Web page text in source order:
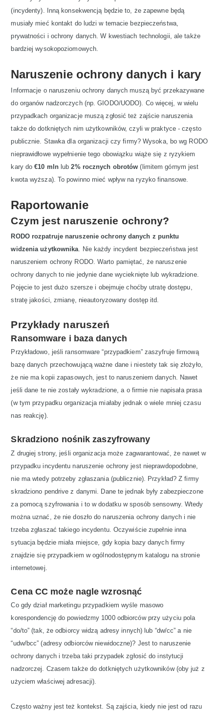
(incydenty). Inną konsekwencją będzie to, że zapewne będą
musiały mieć kontakt do ludzi w temacie bezpieczeństwa,
prywatności i ochrony danych. W kwestiach technologii, ale także
bardziej wysokopoziomowych.
Naruszenie ochrony danych i kary
Informacje o naruszeniu ochrony danych muszą być przekazywane
do organów nadzorczych (np. GIODO/UODO). Co więcej, w wielu
przypadkach organizacje muszą zgłosić też zajście naruszenia
także do dotkniętych nim użytkowników, czyli w praktyce - często
publicznie. Stawka dla organizacji czy firmy? Wysoka, bo wg RODO
nieprawidłowe wypełnienie tego obowiązku wiąże się z ryzykiem
kary do€10 mlnlub2% rocznych obrotów (limitem górnym jest
kwota wyższa). To powinno mieć wpływ na ryzyko finansowe.
Raportowanie
Czym jest naruszenie ochrony?
RODO rozpatruje naruszenie ochrony danych z punktu
widzenia użytkownika . Nie każdy incydent bezpieczeństwa jest
naruszeniem ochrony RODO. Warto pamiętać, że naruszenie
ochrony danych to nie jedynie dane wycieknięte lub wykradzione.
Pojęcie to jest dużo szersze i obejmuje choćby utratę dostępu,
stratę jakości, zmianę, nieautoryzowany dostęp itd.
Przykłady naruszeń
Ransomware i baza danych
Przykładowo, jeśli ransomware “przypadkiem” zaszyfruje firmową
bazę danych przechowującą ważne dane i niestety tak się złożyło,
że nie ma kopii zapasowych, jest to naruszeniem danych. Nawet
jeśli dane te nie zostały wykradzione, a o firmie nie napisała prasa
(w tym przypadku organizacja miałaby jednak o wiele mniej czasu
nas reakcję).
Skradziono nośnik zaszyfrowany
Z drugiej strony, jeśli organizacja może zagwarantować, że nawet w
przypadku incydentu naruszenie ochrony jest nieprawdopodobne,
nie ma wtedy potrzeby zgłaszania (publicznie). Przykład? Z firmy
skradziono pendrive z danymi. Dane te jednak były zabezpieczone
za pomocą szyfrowania i to w dodatku w sposób sensowny. Wtedy
można uznać, że nie doszło do naruszenia ochrony danych i nie
trzeba zgłaszać takiego incydentu. Oczywiście zupełnie inna
sytuacja będzie miała miejsce, gdy kopia bazy danych firmy
znajdzie się przypadkiem w ogólnodostępnym katalogu na stronie
internetowej.
Cena CC może nagle wzrosnąć
Co gdy dział marketingu przypadkiem wyśle masowo
korespondencję do powiedzmy 1000 odbiorców przy użyciu pola
“do/to” (tak, że odbiorcy widzą adresy innych) lub “dw/cc” a nie
“udw/bcc” (adresy odbiorców niewidoczne)? Jest to naruszenie
ochrony danych i trzeba taki przypadek zgłosić do instytucji
nadzorczej. Czasem także do dotkniętych użytkowników (oby już z
użyciem właściwej adresacji).
Często ważny jest też kontekst. Są zajścia, kiedy nie jest od razu